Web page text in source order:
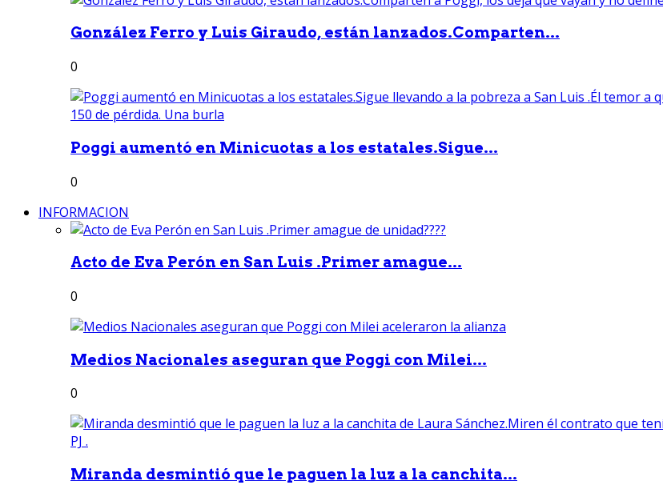
González Ferro y Luis Giraudo, están lanzados.Comparten...
0
Poggi aumentó en Minicuotas a los estatales.Sigue...
0
INFORMACION
Acto de Eva Perón en San Luis .Primer amague...
0
Medios Nacionales aseguran que Poggi con Milei...
0
Miranda desmintió que le paguen la luz a la canchita...